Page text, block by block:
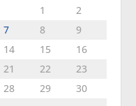
1
2
7 8
9
14 15
16
21 22
23
28 29
30